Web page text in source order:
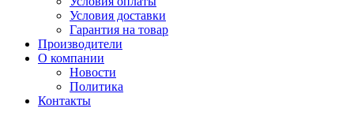
Условия доставки
Гарантия на товар
Производители
О компании
Новости
Политика
Контакты